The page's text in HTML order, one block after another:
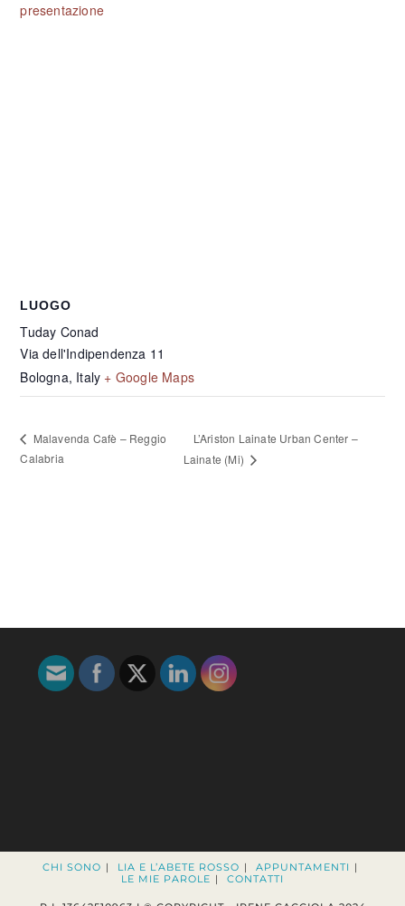
presentazione
LUOGO
Tuday Conad
Via dell'Indipendenza 11
Bologna, Italy + Google Maps
Malavenda Cafè – Reggio
Calabria
L’Ariston Lainate Urban Center –
Lainate (Mi)
CHI SONO LIA E L’ABETE ROSSO
APPUNTAMENTI
LE MIE PAROLE
CONTATTI